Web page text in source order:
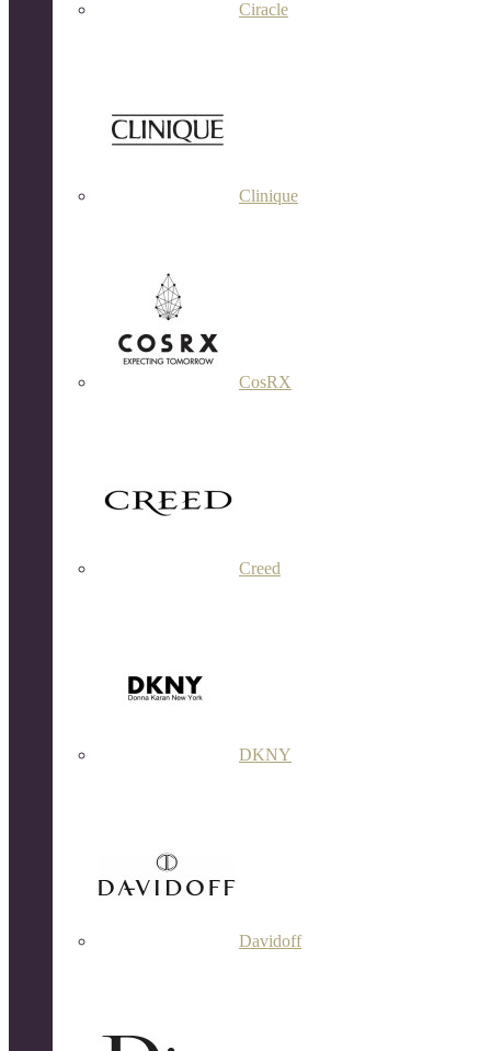
Ciracle
Clinique
CosRX
Creed
DKNY
Davidoff